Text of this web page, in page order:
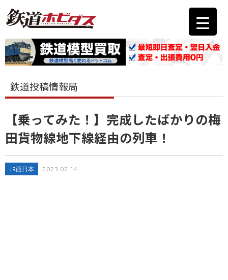
鉄道投稿情報局
【乗ってみた！】完成したばかりの梅
田貨物線地下線経由の列車！
JR西日本 2023.02.14